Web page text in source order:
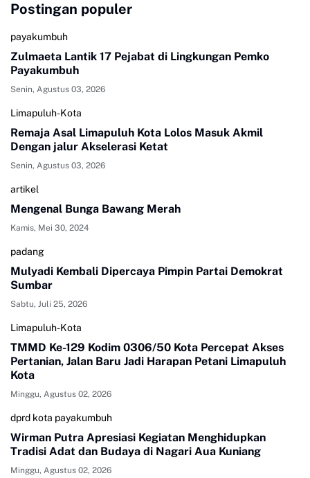
Postingan populer
payakumbuh
Zulmaeta Lantik 17 Pejabat di Lingkungan Pemko
Payakumbuh
Senin, Agustus 03, 2026
Limapuluh-Kota
Remaja Asal Limapuluh Kota Lolos Masuk Akmil
Dengan jalur Akselerasi Ketat
Senin, Agustus 03, 2026
artikel
Mengenal Bunga Bawang Merah
Kamis, Mei 30, 2024
padang
Mulyadi Kembali Dipercaya Pimpin Partai Demokrat
Sumbar
Sabtu, Juli 25, 2026
Limapuluh-Kota
TMMD Ke-129 Kodim 0306/50 Kota Percepat Akses
Pertanian, Jalan Baru Jadi Harapan Petani Limapuluh
Kota
Minggu, Agustus 02, 2026
dprd kota payakumbuh
Wirman Putra Apresiasi Kegiatan Menghidupkan
Tradisi Adat dan Budaya di Nagari Aua Kuniang
Minggu, Agustus 02, 2026